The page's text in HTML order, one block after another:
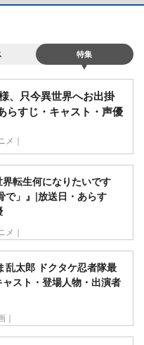
特集
、只今異世界へお出掛
らすじ・キャスト・声優
メ｜
転生何になりたいです
で」』|放送日・あらす
メ｜
乱太郎 ドクタケ忍者隊最
スト・登場人物・出演者
｜